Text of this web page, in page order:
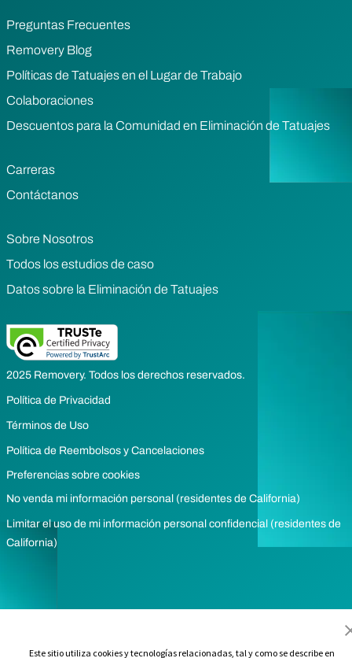
Este sitio utiliza cookies y tecnologías relacionadas, tal y como se describe en
Preguntas Frecuentes
Removery Blog
Políticas de Tatuajes en el Lugar de Trabajo
Colaboraciones
Descuentos para la Comunidad en Eliminación de Tatuajes
Carreras
Contáctanos
Sobre Nosotros
Todos los estudios de caso
Datos sobre la Eliminación de Tatuajes
2025 Removery. Todos los derechos reservados.
Política de Privacidad
Términos de Uso
Política de Reembolsos y Cancelaciones
Preferencias sobre cookies
No venda mi información personal (residentes de California)
Limitar el uso de mi información personal confidencial (residentes de
California)